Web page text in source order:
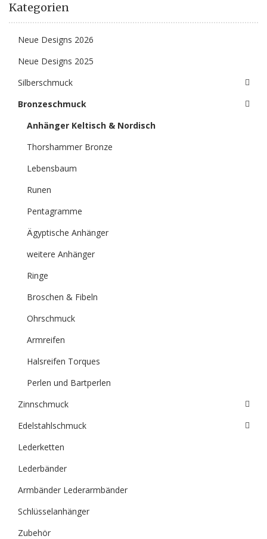
Kategorien
Neue Designs 2026
Neue Designs 2025
Silberschmuck
Bronzeschmuck
Anhänger Keltisch & Nordisch
Thorshammer Bronze
Lebensbaum
Runen
Pentagramme
Ägyptische Anhänger
weitere Anhänger
Ringe
Broschen & Fibeln
Ohrschmuck
Armreifen
Halsreifen Torques
Perlen und Bartperlen
Zinnschmuck
Edelstahlschmuck
Lederketten
Lederbänder
Armbänder Lederarmbänder
Schlüsselanhänger
Zubehör